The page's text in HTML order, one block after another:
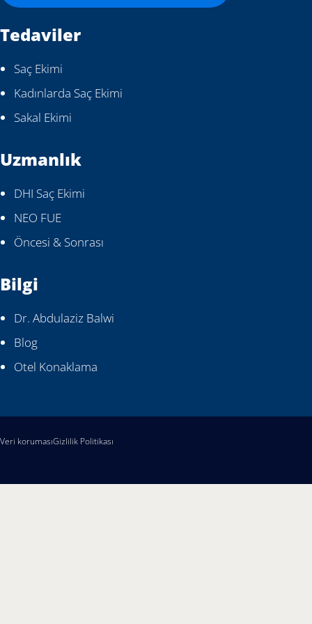
Tedaviler
Saç Ekimi
Kadınlarda Saç Ekimi
Sakal Ekimi
Uzmanlık
DHI Saç Ekimi
NEO FUE
Öncesi & Sonrası
Bilgi
Dr. Abdulaziz Balwi
Blog
Otel Konaklama
Veri korumasıGizlilik Politikası